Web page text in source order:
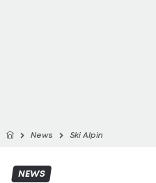
News Ski Alpin
NEWS